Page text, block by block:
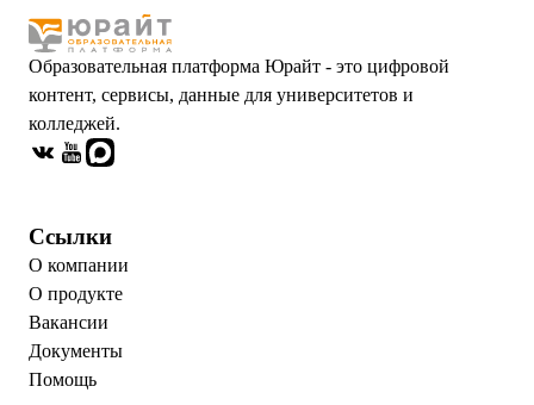
Образовательная платформа Юрайт - это цифровой
контент, сервисы, данные для университетов и
колледжей.
Ссылки
О компании
О продукте
Вакансии
Документы
Помощь